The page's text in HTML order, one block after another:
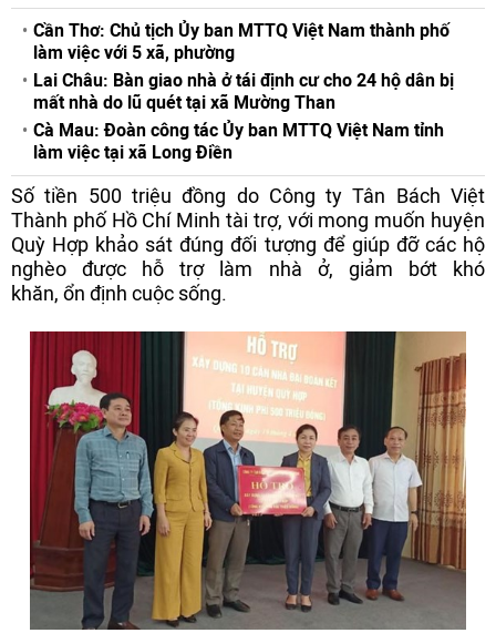
Cần Thơ: Chủ tịch Ủy ban MTTQ Việt Nam thành phố
làm việc với 5 xã, phường
Lai Châu: Bàn giao nhà ở tái định cư cho 24 hộ dân bị
mất nhà do lũ quét tại xã Mường Than
Cà Mau: Đoàn công tác Ủy ban MTTQ Việt Nam tỉnh
làm việc tại xã Long Điền
Số tiền 500 triệu đồng do Công ty Tân Bách Việt
Thành phố Hồ Chí Minh tài trợ, với mong muốn huyện
Quỳ Hợp khảo sát đúng đối tượng để giúp đỡ các hộ
nghèo được hỗ trợ làm nhà ở, giảm bớt khó
khăn, ổn định cuộc sống.